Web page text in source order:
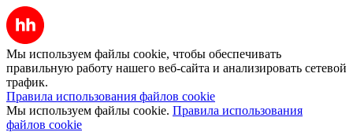
Мы используем файлы cookie, чтобы обеспечивать
правильную работу нашего веб-сайта и анализировать сетевой
трафик.
Правила использования файлов cookie
Мы используем файлы cookie. Правила использования
файлов cookie